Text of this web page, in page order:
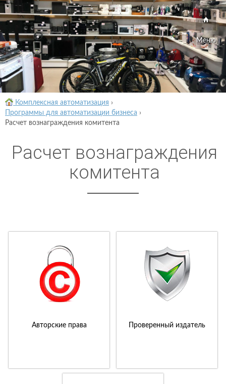
Меню
Комплексная автоматизация ›
Программы для автоматизации бизнеса ›
Расчет вознаграждения комитента
Расчет вознаграждения
комитента
Авторские права Проверенный издатель